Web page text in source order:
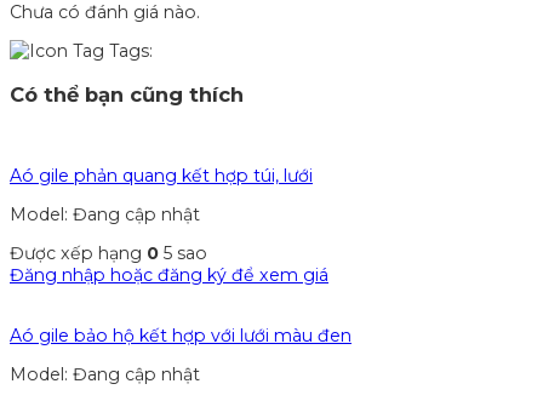
Chưa có đánh giá nào.
Tags:
Có thể bạn cũng thích
Aó gile phản quang kết hợp túi, lưới
Model: Đang cập nhật
Được xếp hạng 0 5 sao
Đăng nhập hoặc đăng ký để xem giá
Aó gile bảo hộ kết hợp với lưới màu đen
Model: Đang cập nhật